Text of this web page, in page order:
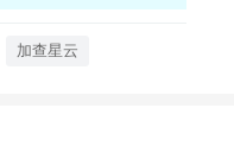
理效果。你需要改装车
那种引擎轰鸣、轮胎摩
加查星云